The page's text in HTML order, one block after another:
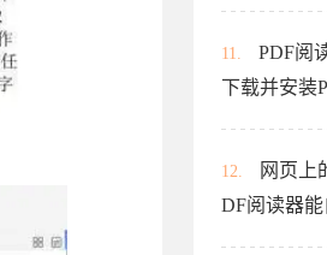
11.
PDF阅
下载并安装
12.
网页上
DF阅读器能